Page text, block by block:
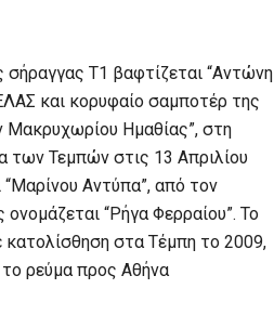
Τ1 βαφτίζεται “Αντώνη
και κορυφαίο σαμποτέρ της
Μακρυχωρίου Ημαθίας”, στη
των Τεμπών στις 13 Απριλίου
Αντύπα”, από τον
“Ρήγα Φερραίου”. Το
στα Τέμπη το 2009,
ρεύμα προς Αθήνα